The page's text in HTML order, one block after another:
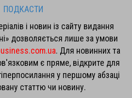
ПОДКАСТИ
і новин із сайту видання
дозволяється лише за умови
. Для новинних та
є пряме, відкрите для
у першому абзаці
статтю чи новину.